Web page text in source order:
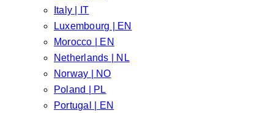
Italy | IT
Luxembourg | EN
Morocco | EN
Netherlands | NL
Norway | NO
Poland | PL
Portugal | EN